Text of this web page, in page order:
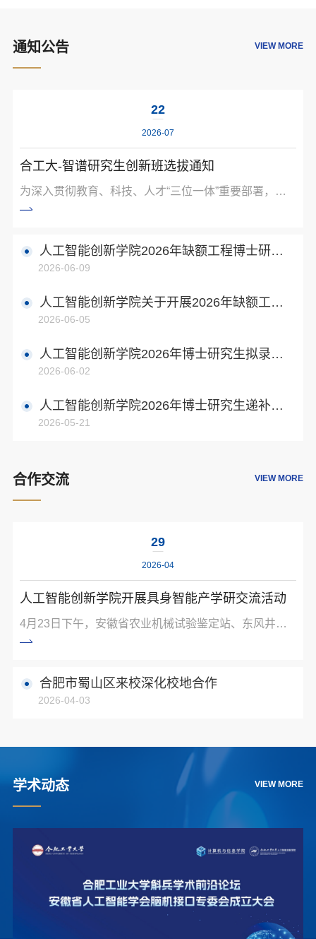
通知公告 VIEW MORE
22
2026-07
合工大-智谱研究生创新班选拔通知
为深入贯彻教育、科技、人才“三位一体”重要部署，深
化产教融合与科教融汇，依托合肥工业大学人工智能创
谱在通用大模型领域的产业技术优势，特设立“合工大-
智谱研究生创新班”。一、 组织领导1. 创新班遴选工作
导及智谱相关负责人组成，负责选拔工作的统筹领导与
最终审定。2. 专家审核小组：由学院人工智能领域专家
（含国...
人工智能创新学院2026年缺额工程博士研究
生拟录取名单公示
2026-06-09
人工智能创新学院关于开展2026年缺额工程
博士研究生报名工作的通知
2026-06-05
人工智能创新学院2026年博士研究生拟录取
名单公示（二）
2026-06-02
人工智能创新学院2026年博士研究生递补拟
录取名单公示
2026-05-21
合作交流 VIEW MORE
29
2026-04
人工智能创新学院开展具身智能产学研交流活动
4月23日下午，安徽省农业机械试验鉴定站、东风井关
农业机械有限公司赴人工智能创新学院，围绕“农机具身
由学院党委书记许明杨主持，学院副院长吴共庆及相关
科研团队教师代表参加活动。座谈会上，许明杨致欢迎
合肥市蜀山区来校深化校地合作
2026-04-03
学术动态 VIEW MORE